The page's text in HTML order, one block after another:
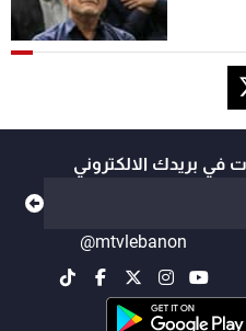
في بريدك الالكتروني
@mtvlebanon